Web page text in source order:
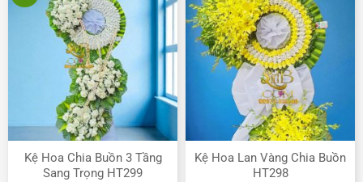
Kệ Hoa Chia Buồn 3 Tầng
Sang Trọng HT299
Kệ Hoa Lan Vàng Chia Buồn
HT298